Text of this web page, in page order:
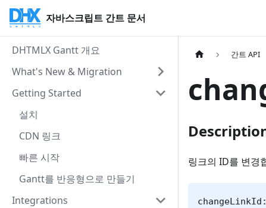
자바스크립트 간트 문서
DHTMLX Gantt 개요
What's New & Migration
Getting Started
설치
CDN 링크
빠른 시작
Gantt를 반응형으로 만들기
Integrations
간트 API
링크의 ID를 변경